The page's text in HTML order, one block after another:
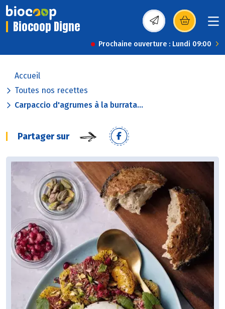
Biocoop Digne (s’ouvre dans une
Prochaine ouverture : Lundi 09:00
Accueil
Toutes nos recettes
Carpaccio d'agrumes à la burrata...
Partager sur